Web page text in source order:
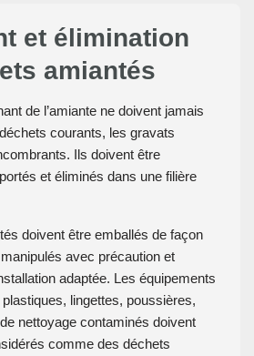
et élimination
amiantés
de l’amiante ne doivent jamais
courants, les gravats
Ils doivent être
et éliminés dans une filière
doivent être emballés de façon
avec précaution et
adaptée. Les équipements
lingettes, poussières,
nettoyage contaminés doivent
comme des déchets